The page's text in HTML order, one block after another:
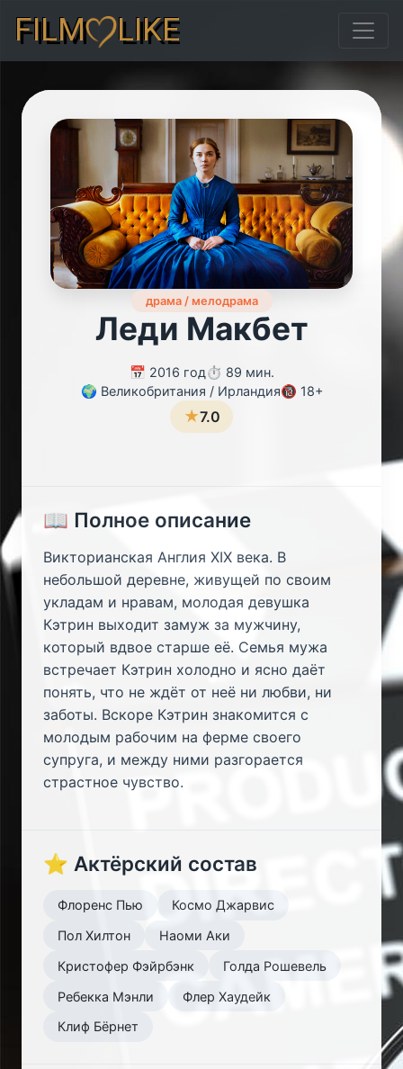
FILM LIKE
драма / мелодрама
Леди Макбет
📅 2016 год⏱️ 89 мин.
🌍 Великобритания / Ирландия🔞 18+
★7.0
📖 Полное описание
Викторианская Англия XIX века. В
небольшой деревне, живущей по своим
укладам и нравам, молодая девушка
Кэтрин выходит замуж за мужчину,
который вдвое старше её. Семья мужа
встречает Кэтрин холодно и ясно даёт
понять, что не ждёт от неё ни любви, ни
заботы. Вскоре Кэтрин знакомится с
молодым рабочим на ферме своего
супруга, и между ними разгорается
страстное чувство.
⭐ Актёрский состав
Флоренс Пью
Космо Джарвис
Пол Хилтон
Наоми Аки
Кристофер Фэйрбэнк
Голда Рошевель
Ребекка Мэнли
Флер Хаудейк
Клиф Бёрнет